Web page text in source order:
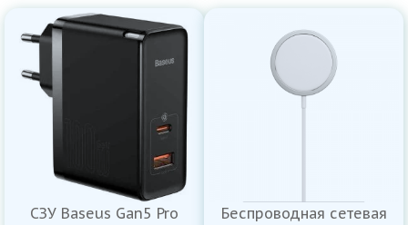
СЗУ Baseus Gan5 Pro
Беспроводная сетевая